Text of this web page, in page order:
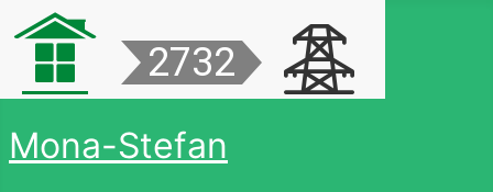
Mona-Stefan